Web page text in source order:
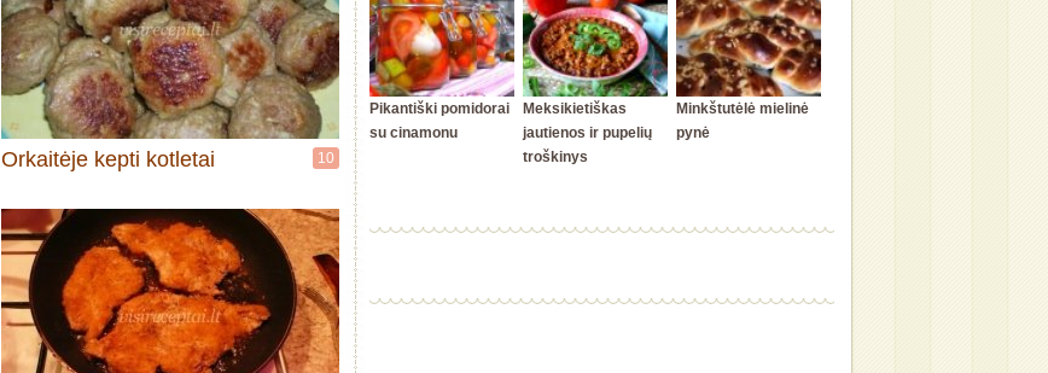
Orkaitėje kepti kotletai 10
Pikantiški pomidorai
su cinamonu
Meksikietiškas
jautienos ir pupelių
troškinys
Minkštutėlė mielinė
pynė